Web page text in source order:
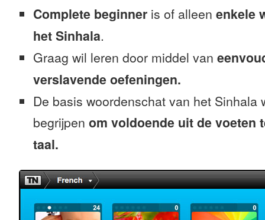
Complete beginner is of alleen enkele
het Sinhala.
Graag wil leren door middel van
verslavende oefeningen.
De basis woordenschat van het Sinhala
begrijpen om voldoende uit de voeten
taal.